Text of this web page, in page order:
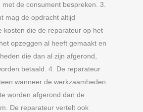
met de consument bespreken. 3.
mag de opdracht altijd
kosten die de reparateur op het
opzeggen al heeft gemaakt en
die dan al zijn afgerond,
betaald. 4. De reparateur
wanneer de werkzaamheden
worden afgerond dan de
De reparateur vertelt ook